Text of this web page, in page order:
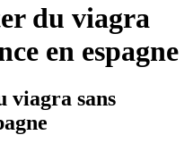
du viagra
en espagne
viagra sans